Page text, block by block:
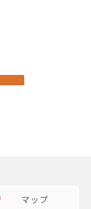
マップ